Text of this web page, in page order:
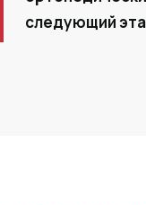
следующий